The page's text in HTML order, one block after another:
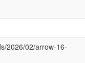
2026/02/arrow-16-